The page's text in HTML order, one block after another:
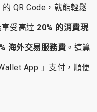
QR Code，就能輕鬆
受高達 20% 的消費現
海外交易服務費 。這篇
App 」支付，順便